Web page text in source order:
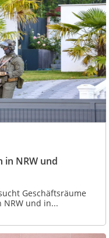
in NRW und
Geschäftsräume
und in...